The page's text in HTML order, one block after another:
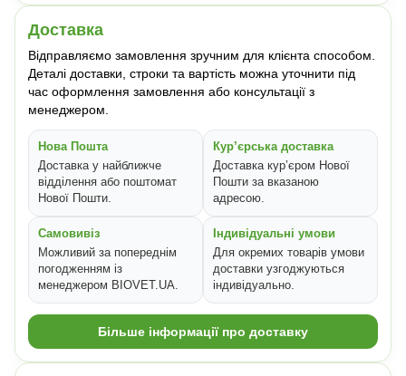
Доставка
Відправляємо замовлення зручним для клієнта способом.
Деталі доставки, строки та вартість можна уточнити під
час оформлення замовлення або консультації з
менеджером.
Нова Пошта
Доставка у найближче
відділення або поштомат
Нової Пошти.
Кур’єрська доставка
Доставка кур’єром Нової
Пошти за вказаною
адресою.
Самовивіз
Можливий за попереднім
погодженням із
менеджером BIOVET.UA.
Індивідуальні умови
Для окремих товарів умови
доставки узгоджуються
індивідуально.
Більше інформації про доставку